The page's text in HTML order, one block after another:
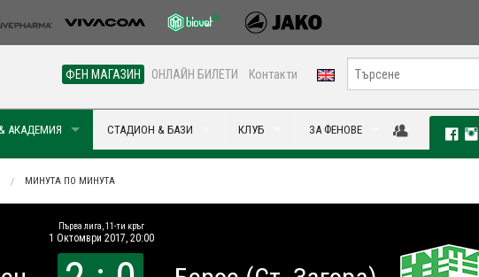
ФЕН МАГАЗИН ОНЛАЙН БИЛЕТИ Контакти
АКАДЕМИЯ СТАДИОН & БАЗИ КЛУБ ЗА ФЕНОВЕ
МИНУТА ПО МИНУТА
Първа лига, 11-ти кръг
1 Октомври 2017, 20:00